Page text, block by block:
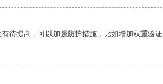
待提高，可以加强防护措施，比如增加双重验